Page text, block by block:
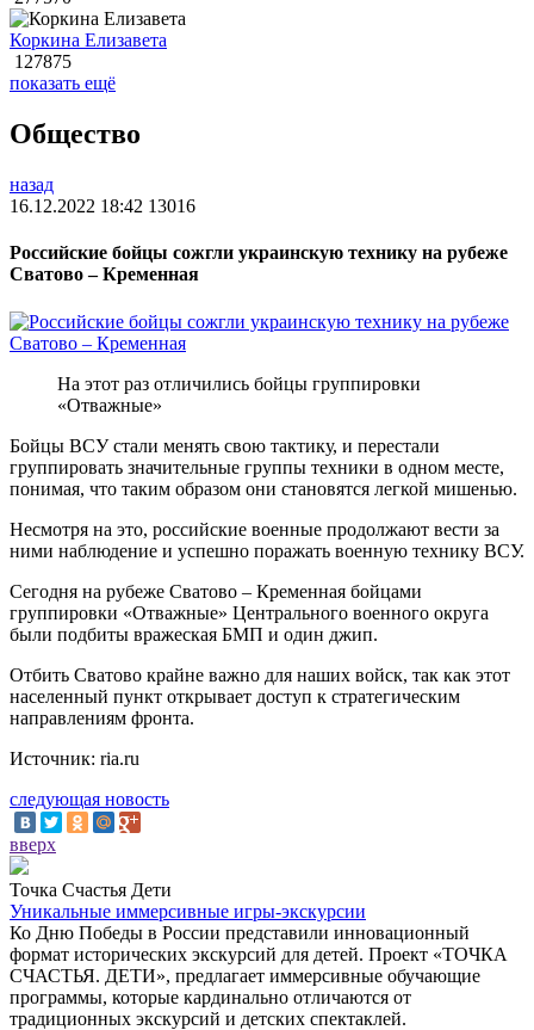
Коркина Елизавета
127875
показать ещё
Общество
назад
16.12.2022 18:42 13016
Российские бойцы сожгли украинскую технику на рубеже
Сватово – Кременная
На этот раз отличились бойцы группировки
«Отважные»
Бойцы ВСУ стали менять свою тактику, и перестали
группировать значительные группы техники в одном месте,
понимая, что таким образом они становятся легкой мишенью.
Несмотря на это, российские военные продолжают вести за
ними наблюдение и успешно поражать военную технику ВСУ.
Сегодня на рубеже Сватово – Кременная бойцами
группировки «Отважные» Центрального военного округа
были подбиты вражеская БМП и один джип.
Отбить Сватово крайне важно для наших войск, так как этот
населенный пункт открывает доступ к стратегическим
направлениям фронта.
Источник: ria.ru
следующая новость
вверх
Точка Счастья Дети
Уникальные иммерсивные игры-экскурсии
Ко Дню Победы в России представили инновационный
формат исторических экскурсий для детей. Проект «ТОЧКА
СЧАСТЬЯ. ДЕТИ», предлагает иммерсивные обучающие
программы, которые кардинально отличаются от
традиционных экскурсий и детских спектаклей.